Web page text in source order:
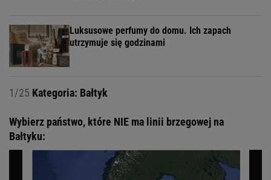
Luksusowe perfumy do domu. Ich zapach
utrzymuje się godzinami
1/25 Kategoria: Bałtyk
Wybierz państwo, które NIE ma linii brzegowej na
Bałtyku: